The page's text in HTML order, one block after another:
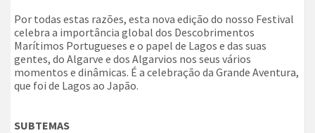
Por todas estas razões, esta nova edição do nosso Festival
celebra a importância global dos Descobrimentos
Marítimos Portugueses e o papel de Lagos e das suas
gentes, do Algarve e dos Algarvios nos seus vários
momentos e dinâmicas. É a celebração da Grande Aventura,
que foi de Lagos ao Japão.
SUBTEMAS